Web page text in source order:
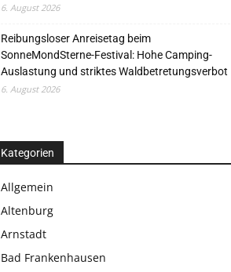
6. August 2026
Reibungsloser Anreisetag beim
SonneMondSterne-Festival: Hohe Camping-
Auslastung und striktes Waldbetretungsverbot
6. August 2026
Kategorien
Allgemein
Altenburg
Arnstadt
Bad Frankenhausen